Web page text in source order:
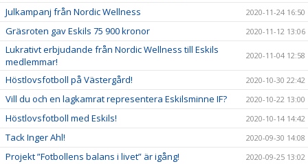
Julkampanj från Nordic Wellness 2020-11-24 16:50
Gräsroten gav Eskils 75 900 kronor 2020-11-12 13:06
Lukrativt erbjudande från Nordic Wellness till Eskils
medlemmar!
2020-11-04 12:58
Höstlovsfotboll på Västergård! 2020-10-30 22:42
Vill du och en lagkamrat representera Eskilsminne IF? 2020-10-22 13:00
Höstlovsfotboll med Eskils! 2020-10-14 14:42
Tack Inger Ahl! 2020-09-30 14:08
Projekt ”Fotbollens balans i livet” är igång! 2020-09-25 13:02